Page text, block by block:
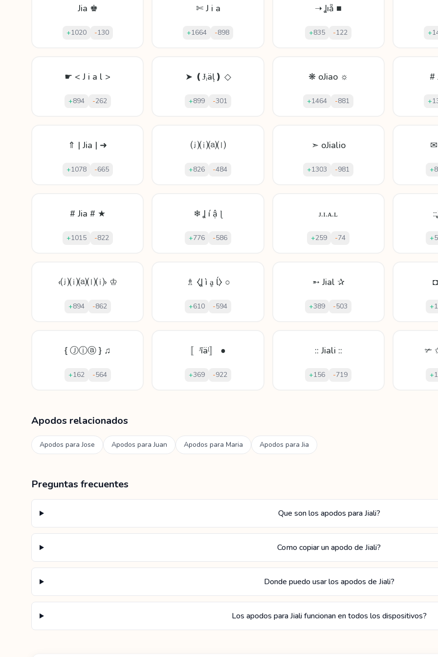
Jia ♚
+1020 -130
✄ J i a
+1664 -898
➝ Ʝıẵ ■
+835 -122 +
☛ < J i a l >
+894 -262
➤ ❪Ɉᵢäļ❫ ◇
+899 -301
❋ oJiao ☼
+1464 -881
#
+
⇑ | Jia | ➜
+1078 -665
⒥⒤⒜⒧
+826 -484
➣ oJialio
+1303 -981
✉
+
# Jia # ★
+1015 -822
❄ Ʝ í ậ ɭ
+776 -586
ᴊ.ɪ.ᴀ.ʟ
+259 -74 +
‹⒥⒤⒜⒧⒤› ♔
+894 -862
♗ ⧼Ʝ ì ḁ ĺ⧽ ○
+610 -594
➵ Jial ✰
+389 -503 +
{ Ⓙⓘⓐ } ♫
+162 -564
〚ᴶīäᶪ〛 ●
+369 -922
:: Jiali ::
+156 -719
✃
+
Apodos relacionados
Apodos paraJose Apodos paraJuan Apodos para Maria Apodos paraJia
Preguntas frecuentes
Que son los apodos para Jiali?
Como copiar un apodo de Jiali?
Donde puedo usar los apodos de Jiali?
Los apodos para Jiali funcionan en todos los dispositivos?